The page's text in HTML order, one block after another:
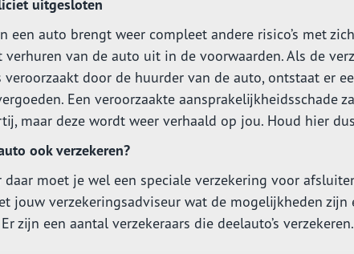
uitgesloten
een auto brengt weer compleet andere risico’s met
verhuren van de auto uit in de voorwaarden. Als de
veroorzaakt door de huurder van de auto, ontstaat er
Een veroorzaakte aansprakelijkheidsschade
maar deze wordt weer verhaald op jou. Houd hier
ook verzekeren?
daar moet je wel een speciale verzekering voor
jouw verzekeringsadviseur wat de mogelijkheden
zijn een aantal verzekeraars die deelauto’s verzekeren.